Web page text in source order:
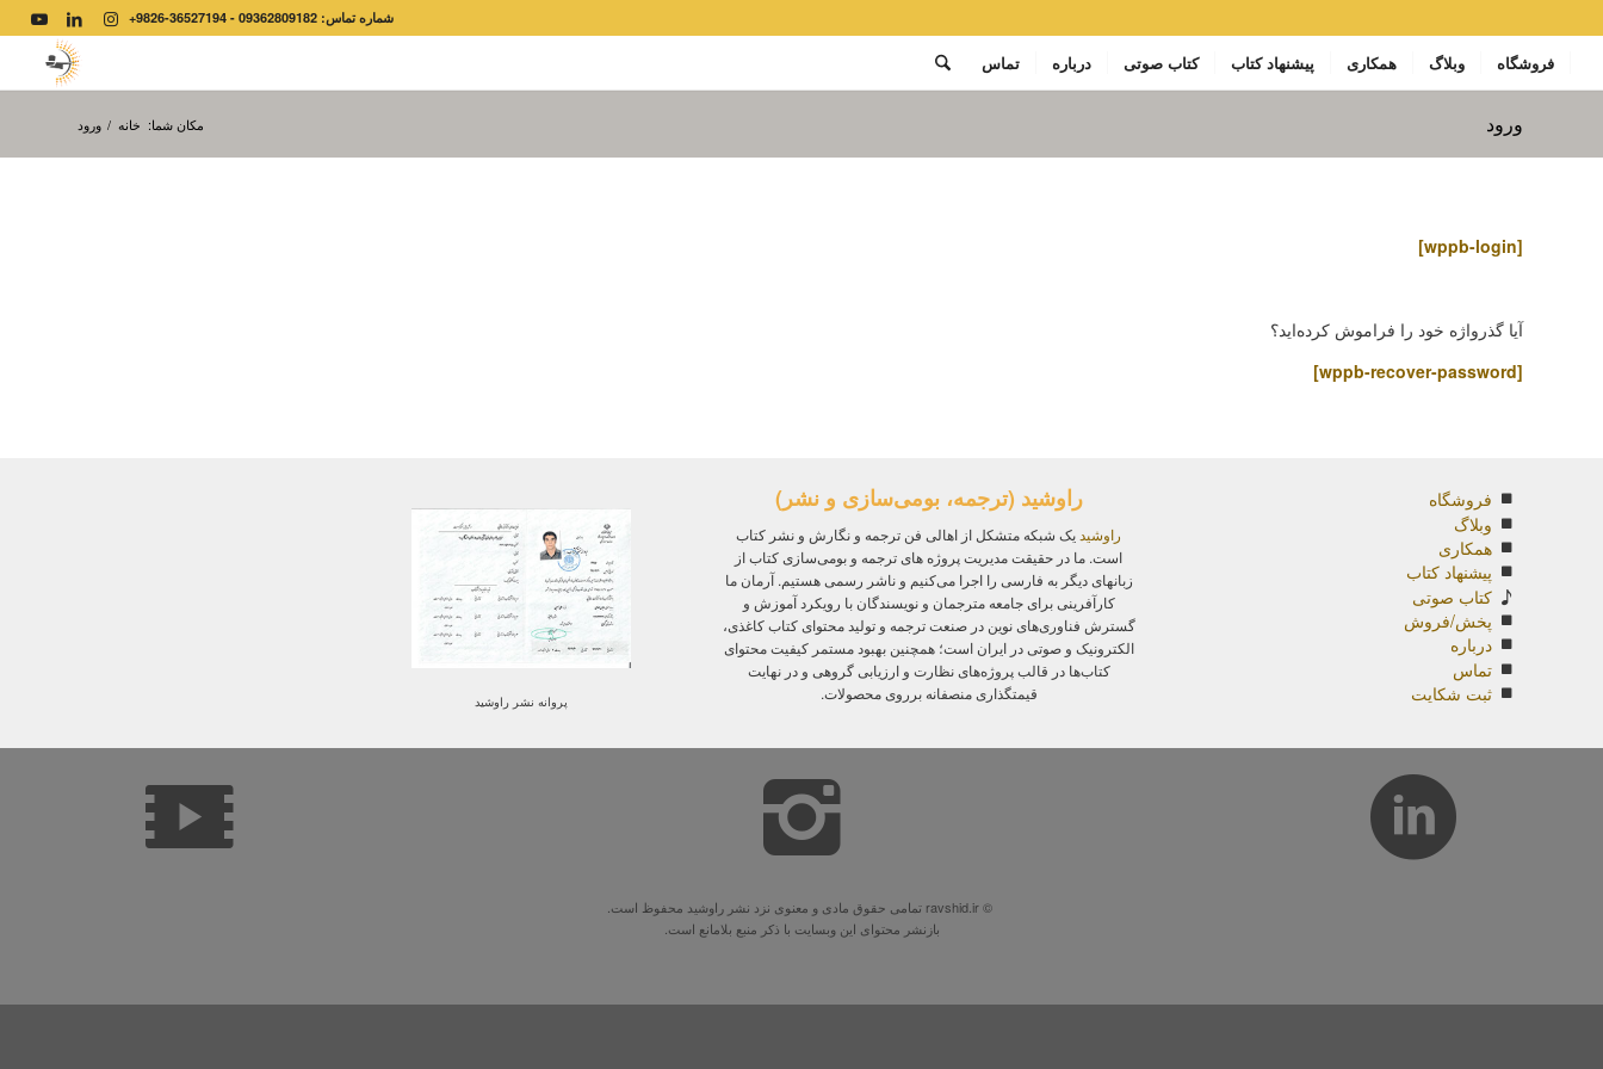
شماره تماس: 09362809182 - 36527194-9826+
فروشگاه وبلاگ همکاری پیشنهاد کتاب کتاب صوتی درباره تماس
ورود مکان شما: خانه / ورود
[wppb-login]
آیا گذرواژه خود را فراموش کرده‌اید؟
[wppb-recover-password]
فروشگاه
وبلاگ
همکاری
پیشنهاد کتاب
کتاب صوتی
پخش/فروش
درباره
تماس
ثبت شکایت
راوشید (ترجمه، بومی‌سازی و نشر)
راوشید یک شبکه متشکل از اهالی فن ترجمه و نگارش و نشر کتاب
است. ما در حقیقت مدیریت پروژه‌ های ترجمه و بومی‌سازی کتاب از
زبانهای دیگر به فارسی را اجرا می‌کنیم و ناشر رسمی هستیم. آرمان ما
کارآفرینی برای جامعه مترجمان و نویسندگان با رویکرد آموزش و
گسترش فناوری‌های نوین در صنعت ترجمه و تولید محتوای کتاب کاغذی،
الکترونیک و صوتی در ایران است؛ همچنین بهبود مستمر کیفیت محتوای
کتاب‌ها در قالب پروژه‌های نظارت و ارزیابی گروهی و در نهایت
قیمتگذاری منصفانه برروی محصولات.
پروانه نشر راوشید
© ravshid.ir تمامی حقوق مادی و معنوی نزد نشر راوشید محفوظ است.
بازنشر محتوای این وبسایت با ذکر منبع بلامانع است.